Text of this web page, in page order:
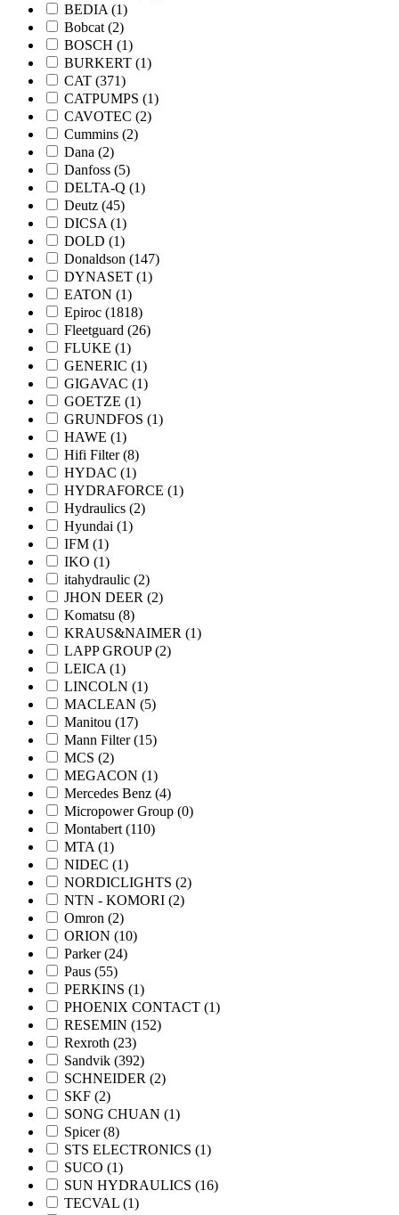
BEDIA (1)
Bobcat (2)
BOSCH (1)
BURKERT (1)
CAT (371)
CATPUMPS (1)
CAVOTEC (2)
Cummins (2)
Dana (2)
Danfoss (5)
DELTA-Q (1)
Deutz (45)
DICSA (1)
DOLD (1)
Donaldson (147)
DYNASET (1)
EATON (1)
Epiroc (1818)
Fleetguard (26)
FLUKE (1)
GENERIC (1)
GIGAVAC (1)
GOETZE (1)
GRUNDFOS (1)
HAWE (1)
Hifi Filter(8)
HYDAC (1)
HYDRAFORCE (1)
Hydraulics (2)
Hyundai (1)
IFM (1)
IKO (1)
itahydraulic (2)
JHON DEER (2)
Komatsu (8)
KRAUS&NAIMER (1)
LAPP GROUP(2)
LEICA (1)
LINCOLN (1)
MACLEAN (5)
Manitou (17)
Mann Filter(15)
MCS (2)
MEGACON (1)
Mercedes Benz (4)
Micropower Group (0)
Montabert (110)
MTA (1)
NIDEC (1)
NORDICLIGHTS (2)
NTN - KOMORI (2)
Omron (2)
ORION (10)
Parker(24)
Paus (55)
PERKINS (1)
PHOENIX CONTACT (1)
RESEMIN (152)
Rexroth (23)
Sandvik (392)
SCHNEIDER (2)
SKF (2)
SONG CHUAN (1)
Spicer(8)
STS ELECTRONICS (1)
SUCO (1)
SUN HYDRAULICS (16)
TECVAL (1)